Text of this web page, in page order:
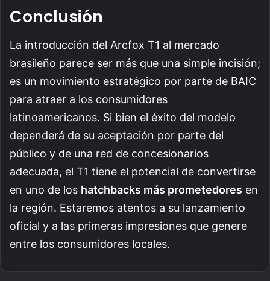
Conclusión
La introducción del Arcfox T1 al mercado
brasileño parece ser más que una simple incisión;
es un movimiento estratégico por parte de BAIC
para atraer a los consumidores
latinoamericanos. Si bien el éxito del modelo
dependerá de su aceptación por parte del
público y de una red de concesionarios
adecuada, el T1 tiene el potencial de convertirse
en uno de los hatchbacks más prometedores en
la región. Estaremos atentos a su lanzamiento
oficial y a las primeras impresiones que genere
entre los consumidores locales.